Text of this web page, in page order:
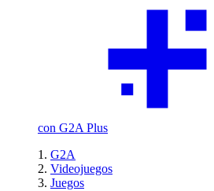
con G2A Plus
G2A
Videojuegos
Juegos